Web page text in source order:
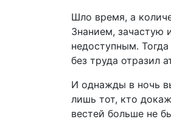
Шло время, а
Знанием, зачастую
недоступным.
без труда отразил
И однажды в ночь
лишь тот, кто
вестей больше не